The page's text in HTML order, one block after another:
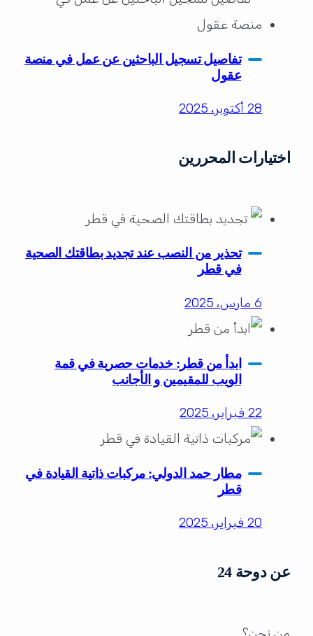
تفاصيل تسجيل الباحثين عن عمل في منصة
عقول
28 أكتوبر، 2025
اختيارات المحررين
تحذير من النصب عند تجديد بطاقتك الصحية
في قطر
6 مارس، 2025
ابدأ من قطر: خدمات حصرية في قمة
الويب للمقيمين و الأجانب
22 فبراير، 2025
مطار حمد الدولي: مركبات ذاتية القيادة في
قطر
20 فبراير، 2025
عن دوحة 24